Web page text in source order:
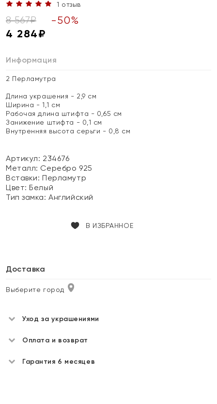
1 отзыв
8 567₽ -50%
4 284₽
Информация
2 Перламутра
Длина украшения - 2,9 см
Ширина - 1,1 см
Рабочая длина штифта - 0,65 см
Занижение штифта - 0,1 см
Внутренняя высота серьги - 0,8 см
Артикул: 234676
Металл: Серебро 925
Вставки:Перламутр
Цвет:Белый
Тип замка:Английский
В ИЗБРАННОЕ
Доставка
Выберите город
Уход за украшениями
Оплата и возврат
Гарантия 6 месяцев